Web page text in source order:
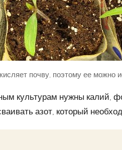
почву, поэтому ее можно
культурам нужны калий,
азот, который